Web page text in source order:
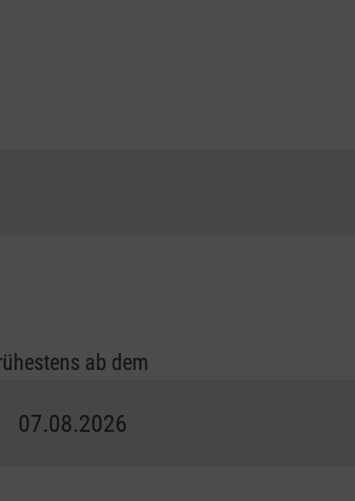
ab dem